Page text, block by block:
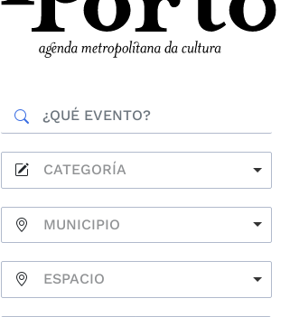
CATEGORÍA
MUNICIPIO
ESPACIO